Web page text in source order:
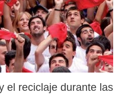
el reciclaje durante las